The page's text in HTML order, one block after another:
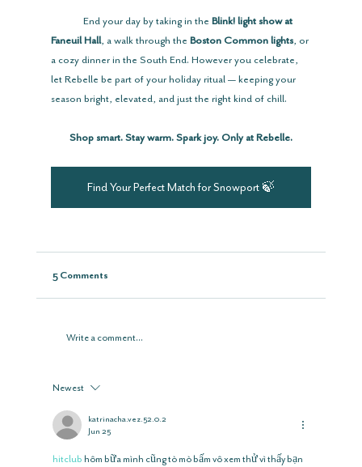
	End your day by taking in the
Blink! light show at
Faneuil Hall, a walk through the Boston Common lights, or
a cozy dinner in the South End. However you celebrate,
let Rebelle be part of your holiday ritual — keeping your
season bright, elevated, and just the right kind of chill.
Shop smart. Stay warm. Spark joy. Only at Rebelle.
Find Your Perfect Match for Snowport 🍃
5 Comments
Write a comment...
Newest
katrinacha.vez.52.0.2
Jun 25
hitclub hôm bữa mình cũng tò mò bấm vô xem thử vì thấy bạn